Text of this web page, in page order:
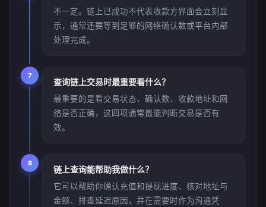
不一定。链上已成功不代表收款方界面会立刻显
示，通常还要等到足够的网络确认数或平台内部
处理完成。
7
查询链上交易时最重要看什么？
最重要的是看交易状态、确认数、收款地址和网
络是否正确，这四项通常最能判断交易是否有
效。
8
链上查询能帮助我做什么？
它可以帮助你确认充值和提现进度、核对地址与
金额、排查延迟原因，并在需要时作为沟通凭